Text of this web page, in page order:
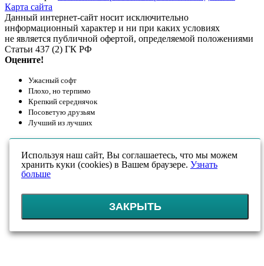
Карта сайта
Данный интернет-сайт носит исключительно
информационный характер и ни при каких условиях
не является публичной офертой, определяемой положениями
Статьи 437 (2) ГК РФ
Оцените!
Ужасный софт
Плохо, но терпимо
Крепкий середнячок
Посоветую друзьям
Лучший из лучших
Используя наш сайт, Вы соглашаетесь, что мы можем
хранить куки (cookies) в Вашем браузере. Узнать
больше
ЗАКРЫТЬ